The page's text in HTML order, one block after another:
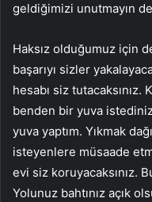
geldiğimizi unutmayın
Haksız olduğumuz için
başarıyı sizler
hesabı siz
benden bir yuva
yuva yaptım. Yıkmak
isteyenlere müsaade
evi siz koruyacaksınız.
Yolunuz bahtınız açık